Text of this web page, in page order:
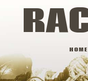
HOME
STORIA
SEDI